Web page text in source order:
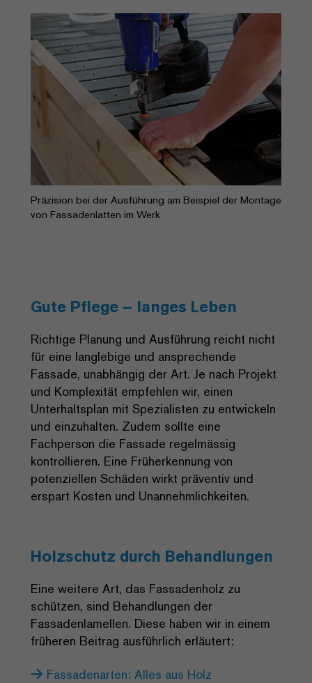
Präzision bei der Ausführung am Beispiel der Montage
von Fassadenlatten im Werk
Gute Pflege – langes Leben
Richtige Planung und Ausführung reicht nicht
für eine langlebige und ansprechende
Fassade, unabhängig der Art. Je nach Projekt
und Komplexität empfehlen wir, einen
Unterhaltsplan mit Spezialisten zu entwickeln
und einzuhalten. Zudem sollte eine
Fachperson die Fassade regelmässig
kontrollieren. Eine Früherkennung von
potenziellen Schäden wirkt präventiv und
erspart Kosten und Unannehmlichkeiten.
Holzschutz durch Behandlungen
Eine weitere Art, das Fassadenholz zu
schützen, sind Behandlungen der
Fassadenlamellen. Diese haben wir in einem
früheren Beitrag ausführlich erläutert:
Fassadenarten: Alles aus Holz